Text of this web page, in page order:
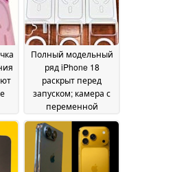
Полный модельный
ряд iPhone 18
раскрыт перед
запуском; камера с
переменной
апертурой станет
толще
23 May 2026